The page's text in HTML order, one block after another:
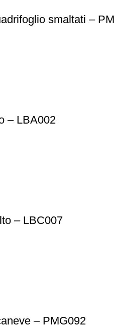
smaltati –
– LBA002
– LBC007
– PMG092